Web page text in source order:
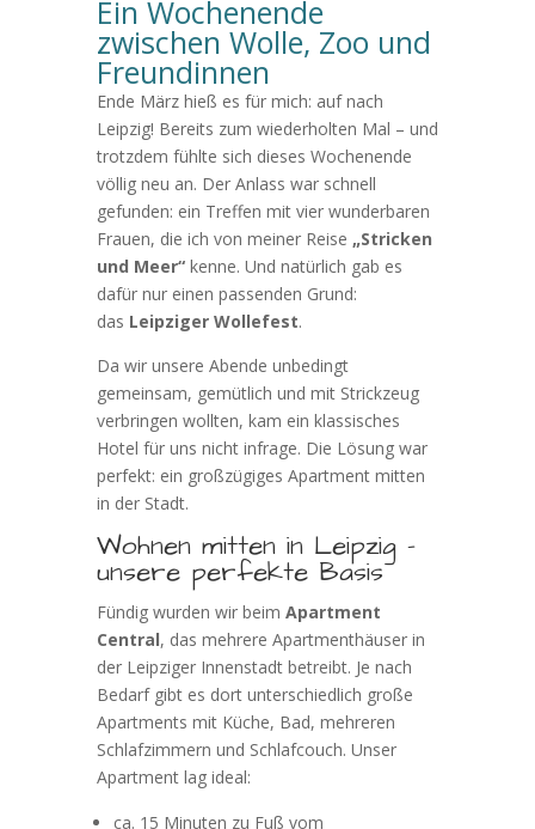
Ein Wochenende
zwischen Wolle, Zoo und
Freundinnen
Ende März hieß es für mich: auf nach
Leipzig! Bereits zum wiederholten Mal – und
trotzdem fühlte sich dieses Wochenende
völlig neu an. Der Anlass war schnell
gefunden: ein Treffen mit vier wunderbaren
Frauen, die ich von meiner Reise „Stricken
und Meer“kenne. Und natürlich gab es
dafür nur einen passenden Grund:
das Leipziger Wollefest.
Da wir unsere Abende unbedingt
gemeinsam, gemütlich und mit Strickzeug
verbringen wollten, kam ein klassisches
Hotel für uns nicht infrage. Die Lösung war
perfekt: ein großzügiges Apartment mitten
in der Stadt.
Wohnen mitten in Leipzig –
unsere perfekte Basis
Fündig wurden wir beim Apartment
Central, das mehrere Apartmenthäuser in
der Leipziger Innenstadt betreibt. Je nach
Bedarf gibt es dort unterschiedlich große
Apartments mit Küche, Bad, mehreren
Schlafzimmern und Schlafcouch. Unser
Apartment lag ideal:
ca. 15 Minuten zu Fuß vom